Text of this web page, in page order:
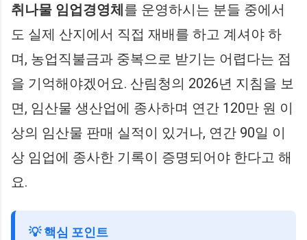
취나물 임업경영체를 운영하시는 분들 중에서
도 실제 산지에서 직접 재배를 하고 계셔야 하
며, 농업직불금과 중복으로 받기는 어렵다는 점
을 기억해야겠어요. 산림청의 2026년 지침을 보
면, 임산물 생산업에 종사하며 연간 120만 원 이
상의 임산물 판매 실적이 있거나, 연간 90일 이
상 임업에 종사한 기록이 증명되어야 한다고 해
요.
💡 핵심 포인트